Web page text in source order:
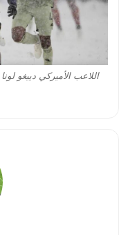
اللاعب الأميركي دييغو